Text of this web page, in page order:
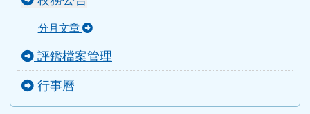
分月文章
評鑑檔案管理
行事曆